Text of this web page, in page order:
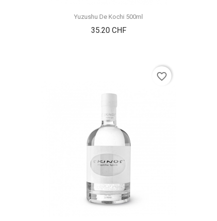
Yuzushu De Kochi 500ml
35.20 CHFPrix
favorite_border